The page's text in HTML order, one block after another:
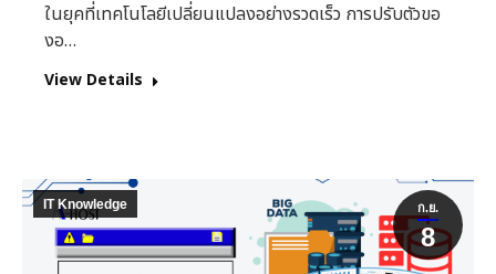
ในยุคที่เทคโนโลยีเปลี่ยนแปลงอย่างรวดเร็ว การปรับตัวขอ
งอ…
View Details
ก.ย.
8
IT Knowledge